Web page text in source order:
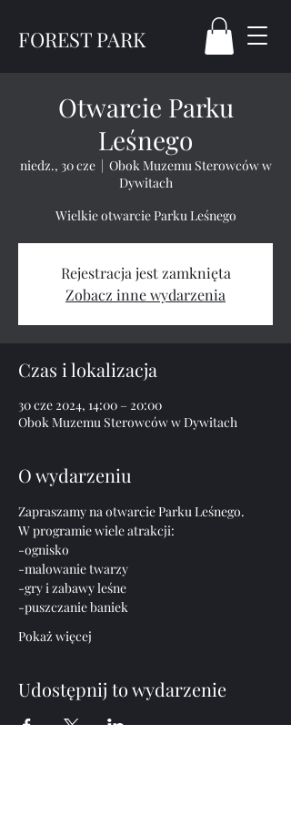
FOREST PARK
Otwarcie Parku
Leśnego
niedz., 30 cze
  |
Obok Muzemu Sterowców w
Dywitach
Wielkie otwarcie Parku Leśnego
Rejestracja jest zamknięta
Zobacz inne wydarzenia
Czas i lokalizacja
30 cze 2024, 14:00 – 20:00
Obok Muzemu Sterowców w Dywitach
O wydarzeniu
Zapraszamy na otwarcie Parku Leśnego.
W programie wiele atrakcji:
-ognisko
-malowanie twarzy
-gry i zabawy leśne
-puszczanie baniek
Pokaż więcej
Udostępnij to wydarzenie